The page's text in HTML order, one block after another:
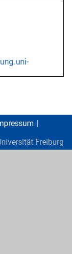
Freiburg